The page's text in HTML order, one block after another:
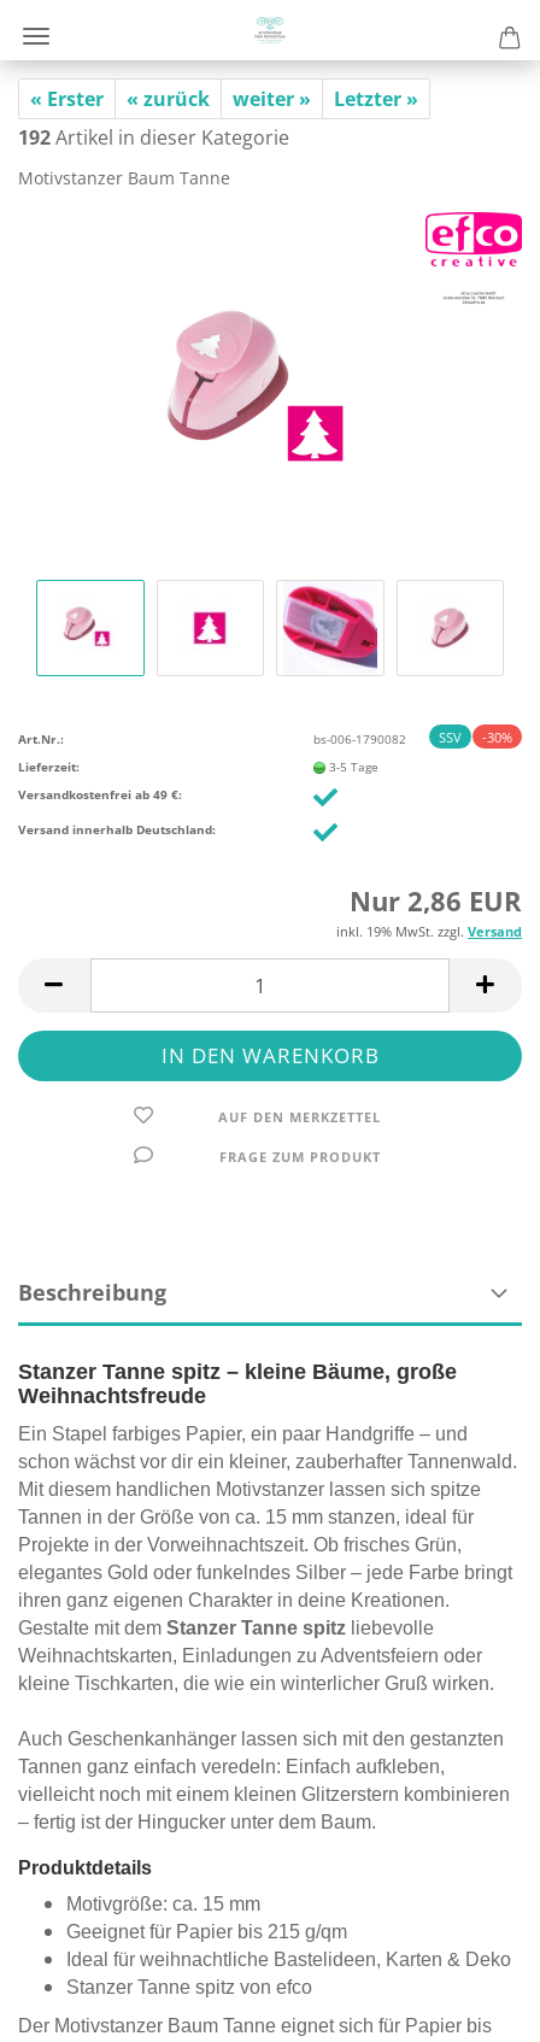
« Erster « zurück weiter »
Letzter »
192Artikel in dieser Kategorie
Mo­tiv­stan­zer Baum Tanne
SSV -30%
Art.Nr.:
bs-006-1790082
Lieferzeit:
3-5 Tage
Versandkostenfrei ab 49 €:
Versand innerhalb Deutschland:
Nur 2,86 EUR
inkl. 19% MwSt. zzgl. Versand
AUF DEN MERKZETTEL
FRAGE ZUM PRODUKT
Beschreibung
Stanzer Tanne spitz – kleine Bäume, große
Weihnachtsfreude
Ein Stapel farbiges Papier, ein paar Handgriffe – und
schon wächst vor dir ein kleiner, zauberhafter Tannenwald.
Mit diesem handlichen Motivstanzer lassen sich spitze
Tannen in der Größe von ca. 15 mm stanzen, ideal für
Projekte in der Vorweihnachtszeit. Ob frisches Grün,
elegantes Gold oder funkelndes Silber – jede Farbe bringt
ihren ganz eigenen Charakter in deine Kreationen.
Gestalte mit dem Stanzer Tanne spitz liebevolle
Weihnachtskarten, Einladungen zu Adventsfeiern oder
kleine Tischkarten, die wie ein winterlicher Gruß wirken.
Auch Geschenkanhänger lassen sich mit den gestanzten
Tannen ganz einfach veredeln: Einfach aufkleben,
vielleicht noch mit einem kleinen Glitzerstern kombinieren
– fertig ist der Hingucker unter dem Baum.
Produktdetails
Motivgröße: ca. 15 mm
Geeignet für Papier bis 215 g/qm
Ideal für weihnachtliche Bastelideen, Karten & Deko
Stanzer Tanne spitz von efco
Der Motivstanzer Baum Tanne eignet sich für Papier bis